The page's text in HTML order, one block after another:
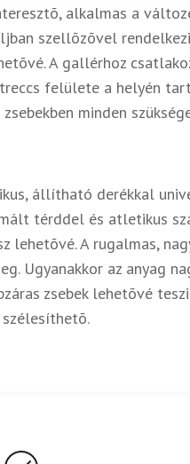
alkalmas a
szellõzõvel
A gallérhoz
felülete a helyén
minden
állítható derékkal
térddel és atletikus
A rugalmas,
Ugyanakkor az anyag
zsebek lehetõvé
szélesíthetõ.